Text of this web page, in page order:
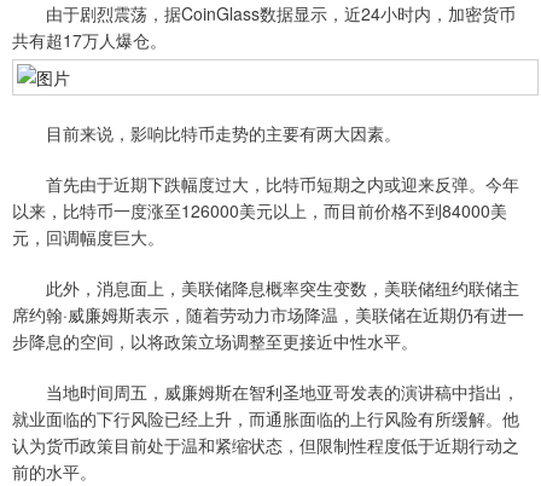
由于剧烈震荡，据CoinGlass数据显示，近24小时内，加密货币
共有超17万人爆仓。
目前来说，影响比特币走势的主要有两大因素。
首先由于近期下跌幅度过大，比特币短期之内或迎来反弹。今年
以来，比特币一度涨至126000美元以上，而目前价格不到84000美
元，回调幅度巨大。
此外，消息面上，美联储降息概率突生变数，美联储纽约联储主
席约翰·威廉姆斯表示，随着劳动力市场降温，美联储在近期仍有进一
步降息的空间，以将政策立场调整至更接近中性水平。
当地时间周五，威廉姆斯在智利圣地亚哥发表的演讲稿中指出，
就业面临的下行风险已经上升，而通胀面临的上行风险有所缓解。他
认为货币政策目前处于温和紧缩状态，但限制性程度低于近期行动之
前的水平。